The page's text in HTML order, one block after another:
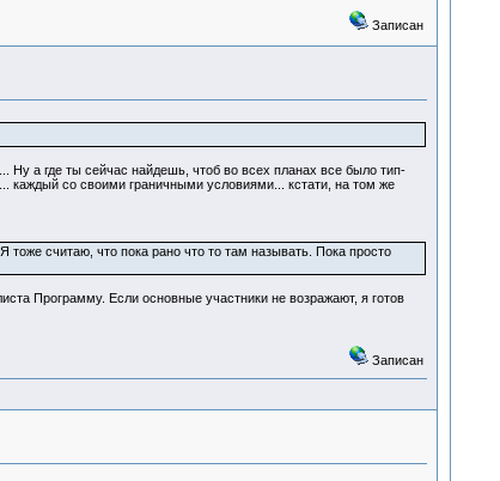
Записан
Ну а где ты сейчас найдешь, чтоб во всех планах все было тип-
каждый со своими граничными условиями... кстати, на том же
тоже считаю, что пока рано что то там называть. Пока просто
Программу. Если основные участники не возражают, я готов
Записан